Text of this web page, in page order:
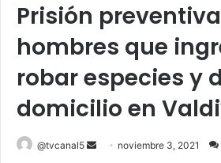
Prisión
hombres que
robar especies y
domicilio en
@tvcanal5
Send noviembre 3, 2021